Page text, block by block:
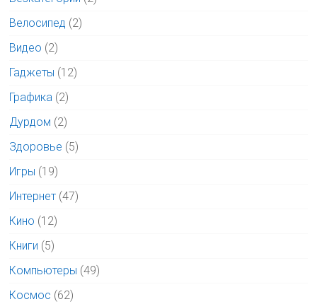
Велосипед (2)
Видео (2)
Гаджеты (12)
Графика (2)
Дурдом (2)
Здоровье (5)
Игры (19)
Интернет (47)
Кино (12)
Книги (5)
Компьютеры (49)
Космос (62)